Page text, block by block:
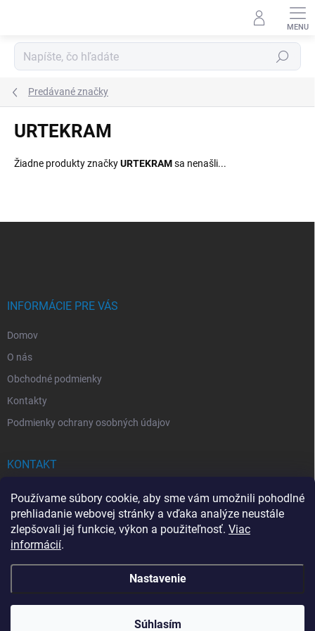
Používame súbory cookie, aby sme vám umožnili pohodlné
prehliadanie webovej stránky a vďaka analýze neustále
zlepšovali jej funkcie, výkon a použiteľnosť. Viac
informácií.
Nastavenie
Súhlasím
Hľadať
Predávané značky
URTEKRAM
Žiadne produkty značkyURTEKRAMsa nenašli...
INFORMÁCIE PRE VÁS
Domov
O nás
Obchodné podmienky
Kontakty
Podmienky ochrany osobných údajov
KONTAKT
info@drogerkovo.sk
Copyright 2026Drogerkovo. Všetky práva vyhradené.Upraviť nastavenie
cookies